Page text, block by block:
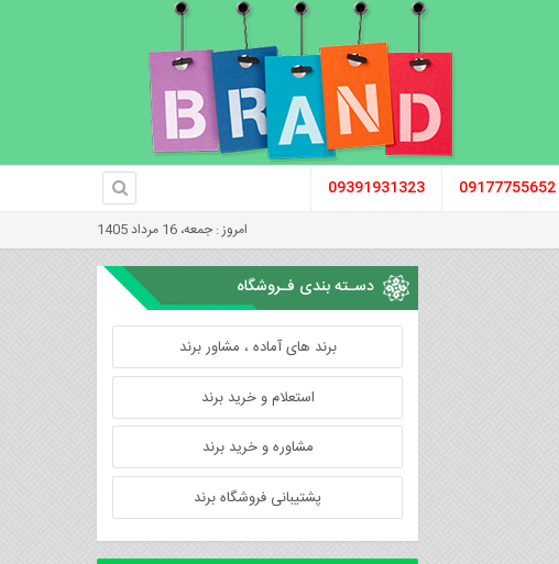
09177755652
09391931323
امروز : جمعه، 16 مرداد 1405
دسـته بندی فـروشگاه
برند های آماده ، مشاور برند
استعلام و خرید برند
مشاوره و خرید برند
پشتیبانی فروشگاه برند